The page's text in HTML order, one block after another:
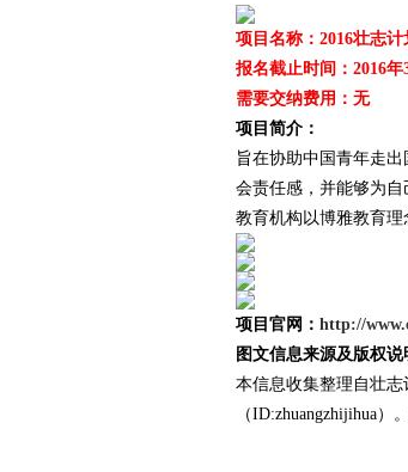
项目名称：2016壮志计
报名截止时间：2016年
需要交纳费用：无
项目简介：
旨在协助中国青年走
会责任感，并能够为
教育机构以博雅教育理
项目官网： http://
图文信息来源及版权说
本信息收集整理自壮
（ID:zhuangzhijihua